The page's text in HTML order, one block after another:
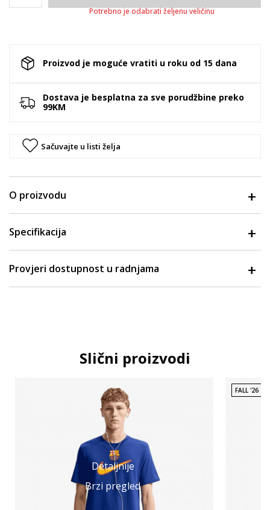
Potrebno je odabrati željenu veličinu
Proizvod je moguće vratiti u roku od 15 dana
Dostava je besplatna za sve porudžbine preko
99KM
Sačuvajte u listi želja
O proizvodu
Specifikacija
Provjeri dostupnost u radnjama
Slični proizvodi
Detaljnije
Brzi pregled
FALL '26